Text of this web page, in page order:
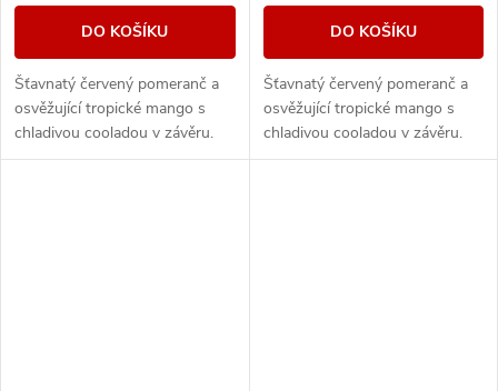
DO KOŠÍKU
Šťavnatý červený pomeranč a
osvěžující tropické mango s
chladivou cooladou v závěru.
DO KOŠÍKU
Šťavnatý červený pomeranč a
osvěžující tropické mango s
chladivou cooladou v závěru.